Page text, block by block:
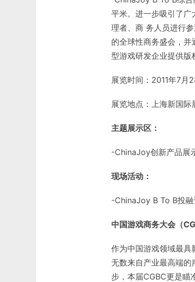
平米。进一步吸引了广
理者、商 务人员进行
的全球性商务盛会，
型游戏研发企业提供版
展览时间：2011年7月
展览地点：上海新国际
主题展示区：
-ChinaJoy创新产品展
现场活动：
-ChinaJoy B To B投融
中国游戏商务大会（
作为中国游戏领域最具
无数来自产业最高端的
步，本届CGBC更是